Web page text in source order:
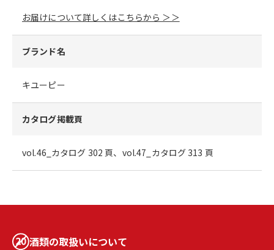
お届けについて詳しくはこちらから ＞＞
ブランド名
キユーピー
カタログ掲載頁
vol.46_カタログ 302 頁、vol.47_カタログ 313 頁
酒類の取扱いについて